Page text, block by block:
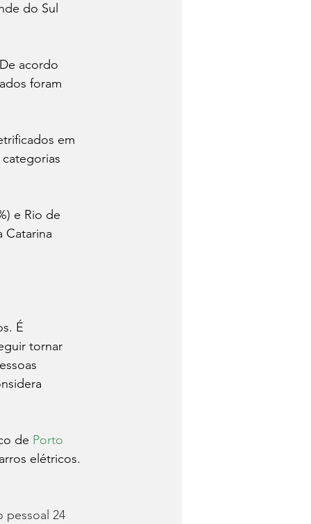
do Sul
acordo
foram
em
e Rio de
Catarina
É
tornar
de Porto
elétricos.
pessoal 24